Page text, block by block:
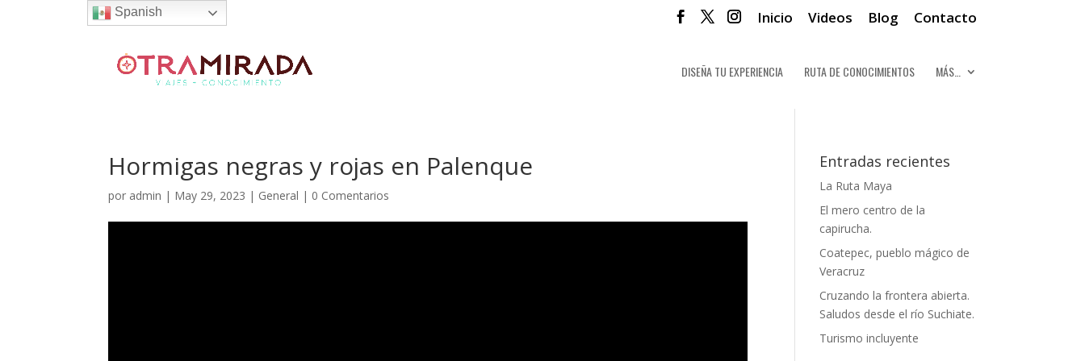
Inicio Videos Blog Contacto
DISEÑA TU EXPERIENCIA RUTA DE CONOCIMIENTOS MÁS…
Hormigas negras y rojas en Palenque
por admin | May 29, 2023 | General | 0 Comentarios
Entradas recientes
La Ruta Maya
El mero centro de la
capirucha.
Coatepec, pueblo mágico de
Veracruz
Cruzando la frontera abierta.
Saludos desde el río Suchiate.
Turismo incluyente
Spanish